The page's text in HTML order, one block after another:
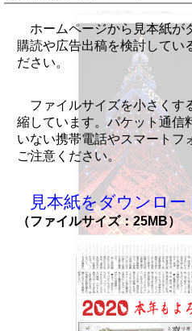
ホームページから見本紙が
購読や広告出稿を検討してい
ださい。
ファイルサイズを小さくす
縮しています。パケット通信
いない携帯電話やスマートフ
ご注意ください。
見本紙をダウンロー
（ファイルサイズ：25MB）